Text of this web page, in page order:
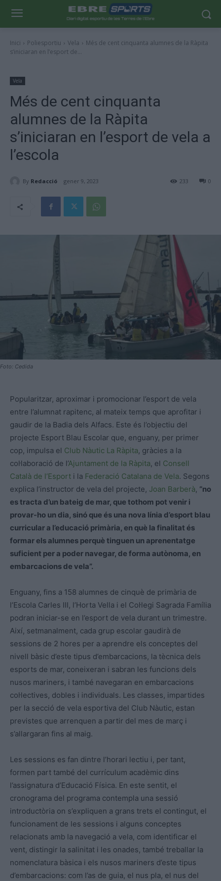
Inici Poliesportiu Vela
Més de cent cinquanta alumnes de la Ràpita
s’iniciaran en l’esport de...
Vela
Més de cent cinquanta
alumnes de la Ràpita
s’iniciaran en l’esport de vela a
l’escola
By Redacció gener 9, 2023 0
233
Foto: Cedida
Popularitzar, aproximar i promocionar l’esport de vela
entre l’alumnat rapitenc, al mateix temps que aprofitar i
gaudir de la Badia dels Alfacs. Este és l’objectiu del
projecte Esport Blau Escolar que, enguany, per primer
cop, impulsa el Club Nàutic La Ràpita, gràcies a la
col·laboració de l’Ajuntament de la Ràpita, el Consell
Català de l’Esport i la Federació Catalana de Vela. Segons
explica l’instructor de vela del projecte, Joan Barberà, “no
es tracta d’un bateig de mar, que tothom pot venir i
provar-ho un dia, sinó que és una nova línia d’esport blau
curricular a l’educació primària, en què la finalitat és
formar els alumnes perquè tinguen un aprenentatge
suficient per a poder navegar, de forma autònoma, en
embarcacions de vela”.
Enguany, fins a 158 alumnes de cinquè de primària de
l’Escola Carles III, l’Horta Vella i el Col·legi Sagrada Família
podran iniciar-se en l’esport de vela durant un trimestre.
Així, setmanalment, cada grup escolar gaudirà de
sessions de 2 hores per a aprendre els conceptes del
nivell bàsic d’este tipus d’embarcacions, la tècnica dels
esports de mar, coneixeran i sabran les funcions dels
nusos mariners, i també navegaran en embarcacions
col·lectives, dobles i individuals. Les classes, impartides
per la secció de vela esportiva del Club Nàutic, estan
previstes que arrenquen a partir del mes de març i
s’allargaran fins al maig.
Les sessions es fan dintre l’horari lectiu i, per tant,
formen part també del currículum acadèmic dins
l’assignatura d’Educació Física. En este sentit, el
cronograma del programa contempla una sessió
introductòria on s’expliquen a grans trets el contingut, el
funcionament de les sessions i alguns conceptes
relacionats amb la navegació a vela, com identificar el
vent, distingir la salinitat i les onades, també treballar la
nomenclatura bàsica i els nusos mariners d’este tipus
d’embarcacions: com l’as de guia, el nus pla, el nus del